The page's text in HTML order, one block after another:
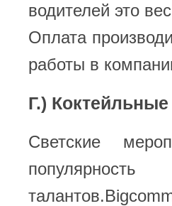
водителей это
Оплата
работы в
Г.)
Светские